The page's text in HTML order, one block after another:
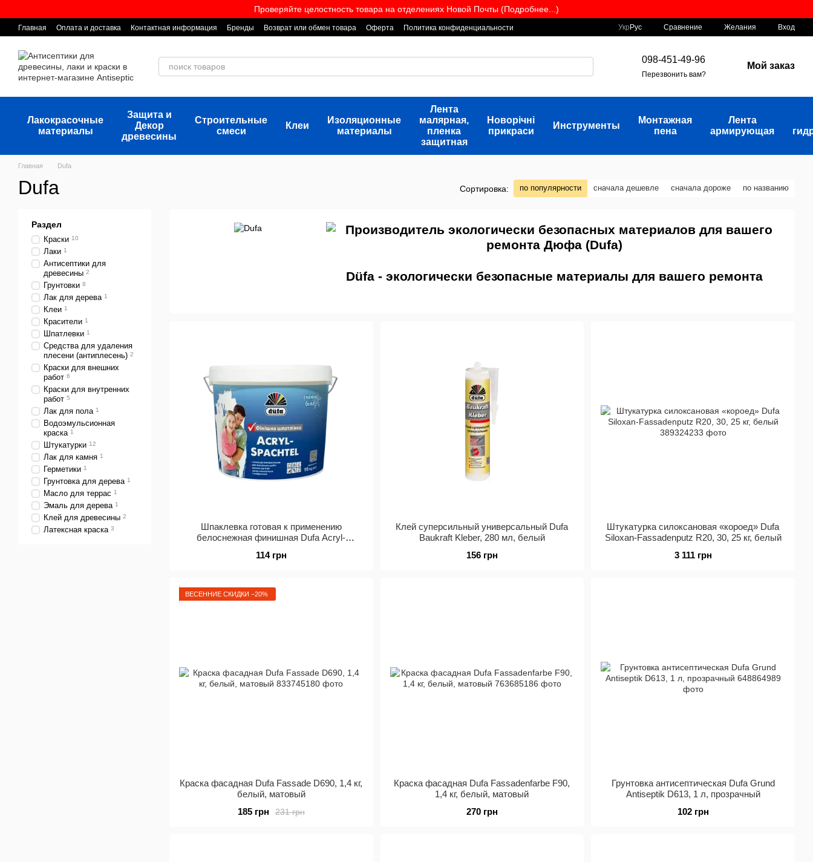
Проверяйте целостность товара на отделениях Новой Почты (Подробнее...)
Главная Оплата и доставка Контактная информация Бренды Возврат или обмен товара Оферта Политика конфиденциальности Укр Рус Сравнение Желания Вход
098-451-49-96
Перезвонить вам?
Мой заказ
Лакокрасочные
материалы
Защита и
Декор
древесины
Строительные
смеси
Клеи
Изоляционные
материалы
Лента
малярная,
пленка
защитная
Новорічні
прикраси
Инструменты
Монтажная
пена
Лента
армирующая
Главная Dufa
Dufa Сортировка: по популярности сначала дешевле сначала дороже по названию
Düfa - экологически безопасные материалы для вашего ремонта
Весь ассортимент
можно охарактеризовать как качественный инновационный продукт, ориентированный на
потребности клиента, и сохраняющий при этом оптимальное соотношение цены и качества.
Дисперсионные краски
производятся без растворителей, о чем свидетельствуют знаки LF или ELF на
этикетке. Кроме того, ряд продукции, в т.ч. водорастворимые лаки и эмали, имеет знак Blue angel (Голубой
ангел), который присуждается Федеральным ведомством по охране окружающей среды Германии. Это гарантия
экологичности продуктов по стандарту DIN EN ISO 14001.
В дополнение к бережному отношению к окружающей среде, с 2012 года был начат выпуск специальных красок,
Шпаклевка готовая к применению
белоснежная финишная Dufa Acryl-
114 грн
Клей суперсильный универсальный Dufa
Baukraft Kleber, 280 мл, белый
156 грн
Штукатурка cилоксановая «короед» Dufa
Siloxan-Fassadenputz R20, 30, 25 кг, белый
3 111 грн
ВЕСЕННИЕ СКИДКИ −20%
Краска фасадная Dufa Fassade D690, 1,4 кг,
белый, матовый
231 грн
185 грн
Краска фасадная Dufa Fassadenfarbe F90,
1,4 кг, белый, матовый
270 грн
Грунтовка антисептическая Dufa Grund
Antiseptik D613, 1 л, прозрачный
102 грн
Раздел
Краски 10
Лаки 1
Антисептики для
древесины 2
Грунтовки 8
Лак для дерева 1
Клеи 1
Красители 1
Шпатлевки 1
Средства для удаления
плесени (антиплесень) 2
Краски для внешних
работ 6
Краски для внутренних
работ 5
Лак для пола 1
Водоэмульсионная
краска 1
Штукатурки 12
Лак для камня 1
Герметики 1
Грунтовка для дерева 1
Масло для террас 1
Эмаль для дерева 1
Клей для древесины 2
Латексная краска 3